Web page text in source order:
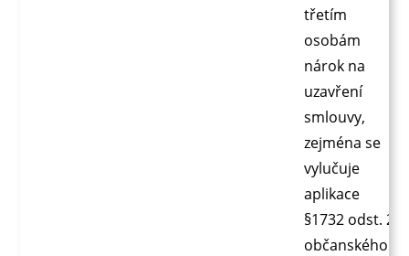
třetím
osobám
nárok na
uzavření
smlouvy,
zejména se
vylučuje
aplikace
§1732 odst. 2
občanského